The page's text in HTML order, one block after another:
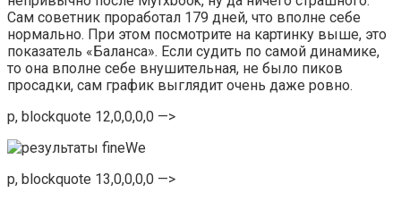
Сам советник проработал 179 дней, что вполне себе
нормально. При этом посмотрите на картинку выше, это
показатель «Баланса». Если судить по самой динамике,
то она вполне себе внушительная, не было пиков
просадки, сам график выглядит очень даже ровно.
p, blockquote 12,0,0,0,0 —>
p, blockquote 13,0,0,0,0 —>